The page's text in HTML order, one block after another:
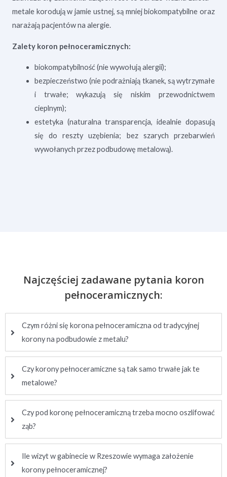
metale korodują w jamie ustnej, są mniej biokompatybilne oraz
narażają pacjentów na alergie.
Zalety koron pełnoceramicznych:
biokompatybilność (nie wywołują alergii);
bezpieczeństwo (nie podrażniają tkanek, są wytrzymałe
i trwałe; wykazują się niskim przewodnictwem
cieplnym);
estetyka (naturalna transparencja, idealnie dopasują
się do reszty uzębienia; bez szarych przebarwień
wywołanych przez podbudowę metalową).
Najczęściej zadawane pytania koron
pełnoceramicznych:
Czym różni się korona pełnoceramiczna od tradycyjnej
korony na podbudowie z metalu?
Czy korony pełnoceramiczne są tak samo trwałe jak te
metalowe?
Czy pod koronę pełnoceramiczną trzeba mocno oszlifować
ząb?
Ile wizyt w gabinecie w Rzeszowie wymaga założenie
korony pełnoceramicznej?